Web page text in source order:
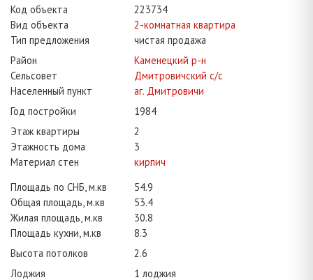
Код объекта
223734
Вид объекта
2-комнатная квартира
Тип предложения
чистая продажа
Район
Каменецкий р-н
Сельсовет
Дмитровичский с/с
Населенный пункт
аг. Дмитровичи
Год постройки
1984
Этаж квартиры
2
Этажность дома
3
Материал стен
кирпич
Площадь по СНБ, м.кв
54.9
Общая площадь, м.кв
53.4
Жилая площадь, м.кв
30.8
Площадь кухни, м.кв
8.3
Высота потолков
2.6
Лоджия
1 лоджия